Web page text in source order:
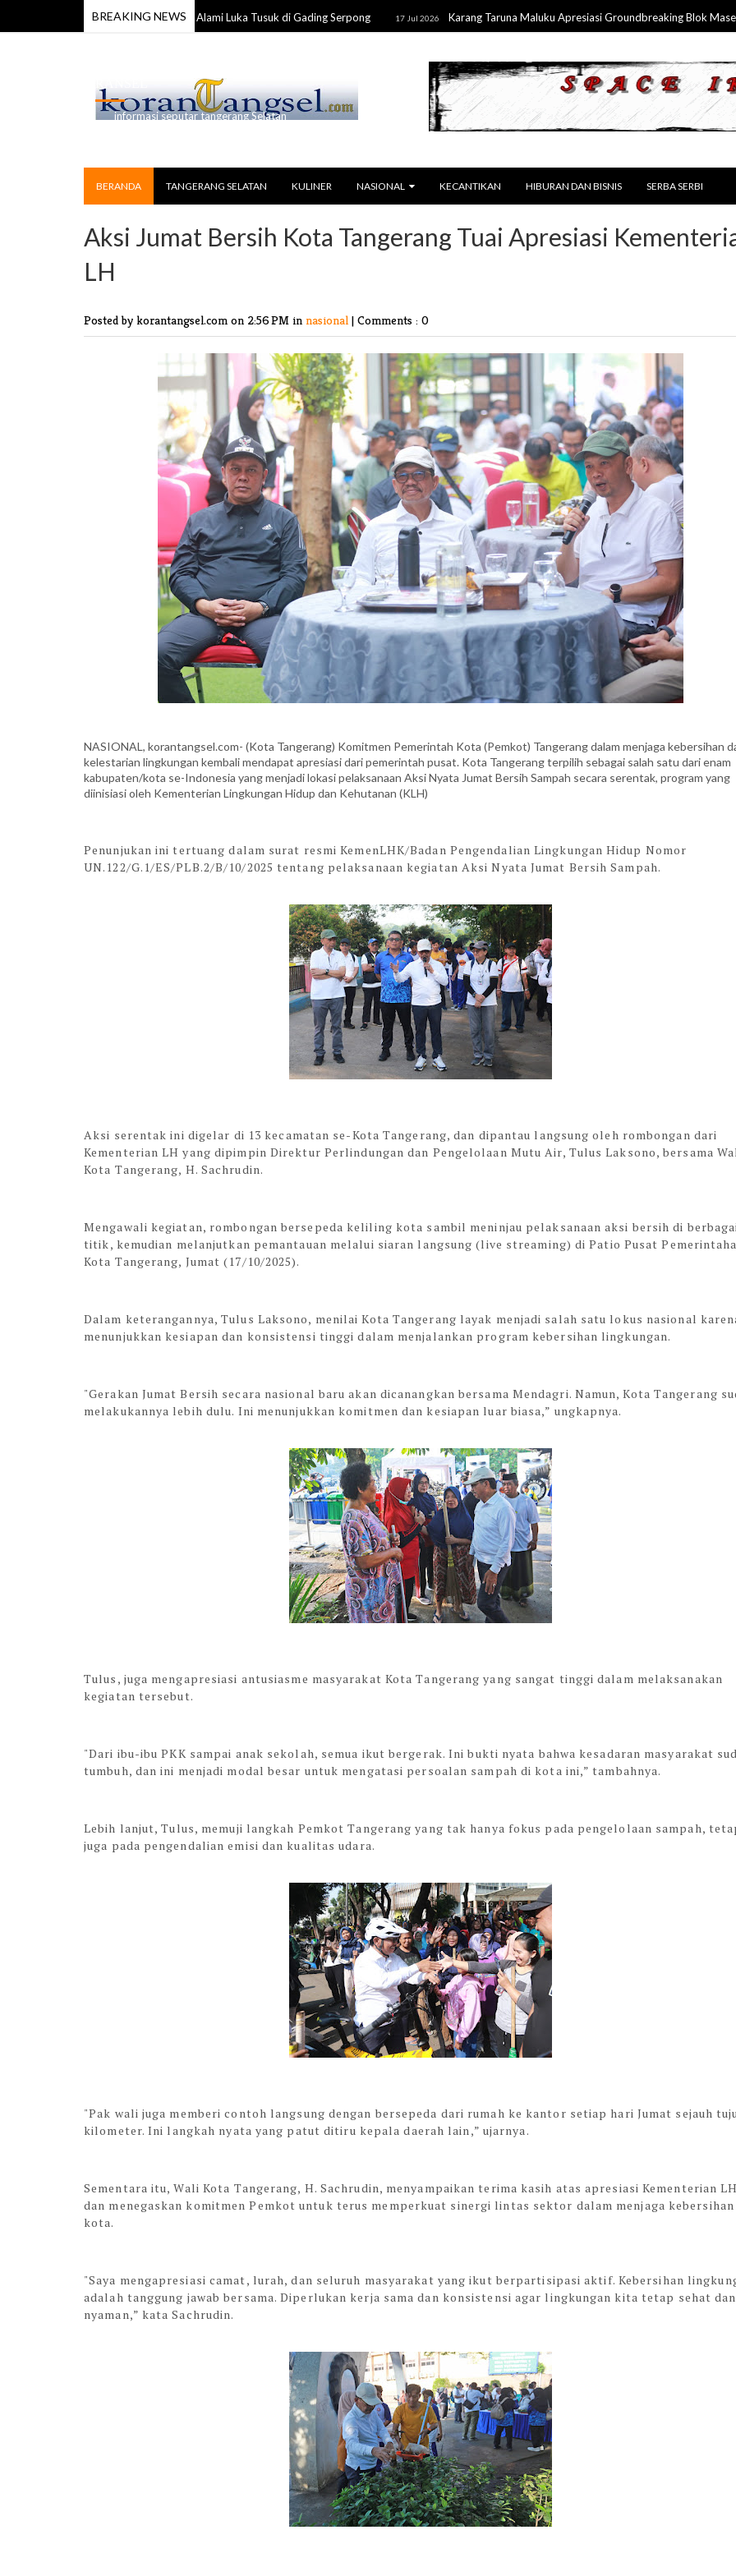
BREAKING NEWS
TNI Ditemukan Tewas Alami Luka Tusuk di Gading Serpong 17 Jul 2026 Karang Taruna Maluku Apresiasi Groundbreaking Blok Masela,
informasi seputar tangerang Selatan
BERANDA TANGERANG SELATAN KULINER NASIONAL KECANTIKAN HIBURAN DAN BISNIS SERBA SERBI
Aksi Jumat Bersih Kota Tangerang Tuai Apresiasi
LH
Posted by korantangsel.com on 2:56 PM in nasional | Comments : 0
NASIONAL, korantangsel.com- (Kota Tangerang) Komitmen Pemerintah Kota (Pemkot) Tangerang dalam menjaga kebersihan
kelestarian lingkungan kembali mendapat apresiasi dari pemerintah pusat. Kota Tangerang terpilih sebagai salah satu dari enam
kabupaten/kota se-Indonesia yang menjadi lokasi pelaksanaan Aksi Nyata Jumat Bersih Sampah secara serentak, program yang
diinisiasi oleh Kementerian Lingkungan Hidup dan Kehutanan (KLH)
Penunjukan ini tertuang dalam surat resmi KemenLHK/Badan Pengendalian Lingkungan Hidup Nomor
UN.122/G.1/ES/PLB.2/B/10/2025 tentang pelaksanaan kegiatan Aksi Nyata Jumat Bersih Sampah.
Aksi serentak ini digelar di 13 kecamatan se-Kota Tangerang, dan dipantau langsung oleh rombongan dari
Kementerian LH yang dipimpin Direktur Perlindungan dan Pengelolaan Mutu Air, Tulus Laksono, bersama
Kota Tangerang, H. Sachrudin.
Mengawali kegiatan, rombongan bersepeda keliling kota sambil meninjau pelaksanaan aksi bersih di
titik, kemudian melanjutkan pemantauan melalui siaran langsung (live streaming) di Patio Pusat
Kota Tangerang, Jumat (17/10/2025).
Dalam keterangannya, Tulus Laksono, menilai Kota Tangerang layak menjadi salah satu lokus nasional
menunjukkan kesiapan dan konsistensi tinggi dalam menjalankan program kebersihan lingkungan.
"Gerakan Jumat Bersih secara nasional baru akan dicanangkan bersama Mendagri. Namun, Kota Tangerang
melakukannya lebih dulu. Ini menunjukkan komitmen dan kesiapan luar biasa,” ungkapnya.
Tulus, juga mengapresiasi antusiasme masyarakat Kota Tangerang yang sangat tinggi dalam melaksanakan
kegiatan tersebut.
"Dari ibu-ibu PKK sampai anak sekolah, semua ikut bergerak. Ini bukti nyata bahwa kesadaran masyarakat
tumbuh, dan ini menjadi modal besar untuk mengatasi persoalan sampah di kota ini,” tambahnya.
Lebih lanjut, Tulus, memuji langkah Pemkot Tangerang yang tak hanya fokus pada pengelolaan sampah,
juga pada pengendalian emisi dan kualitas udara.
"Pak wali juga memberi contoh langsung dengan bersepeda dari rumah ke kantor setiap hari Jumat sejauh
kilometer. Ini langkah nyata yang patut ditiru kepala daerah lain,” ujarnya.
Sementara itu, Wali Kota Tangerang, H. Sachrudin, menyampaikan terima kasih atas apresiasi Kementerian LH
dan menegaskan komitmen Pemkot untuk terus memperkuat sinergi lintas sektor dalam menjaga kebersihan
kota.
"Saya mengapresiasi camat, lurah, dan seluruh masyarakat yang ikut berpartisipasi aktif. Kebersihan
adalah tanggung jawab bersama. Diperlukan kerja sama dan konsistensi agar lingkungan kita tetap sehat dan
nyaman,” kata Sachrudin.